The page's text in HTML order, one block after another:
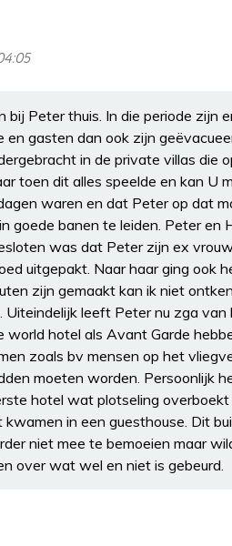
bij Peter thuis. In die periode zijn
gasten dan ook zijn
in de private villas die
toen dit alles speelde en kan U
waren en dat Peter op dat
goede banen te leiden. Peter en
was dat Peter zijn ex
uitgepakt. Naar haar ging ook
zijn gemaakt kan ik niet
leeft Peter nu zga van
world hotel als Avant Garde
zoals bv mensen op het
moeten worden. Persoonlijk
hotel wat plotseling
in een guesthouse. Dit
niet mee te bemoeien maar
over wat wel en niet is gebeurd.